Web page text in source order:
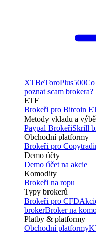
XTBeToroPlus500
poznat scam brokera?
ETF
Brokeři pro Bitcoin
Metody vkladu a
Paypal BrokeřiSkrill
Obchodní platformy
Brokeři pro
Demo účty
Demo účet na akcie
Komodity
Brokeři na ropu
Typy brokerů
Brokeři pro CFD
brokerBroker na
Platby & platformy
Obchodní platformy